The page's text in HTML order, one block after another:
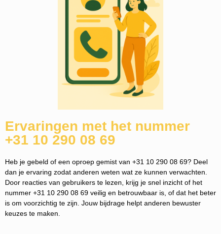
Ervaringen met het nummer
+31 10 290 08 69
Heb je gebeld of een oproep gemist van +31 10 290 08 69? Deel
dan je ervaring zodat anderen weten wat ze kunnen verwachten.
Door reacties van gebruikers te lezen, krijg je snel inzicht of het
nummer +31 10 290 08 69 veilig en betrouwbaar is, of dat het beter
is om voorzichtig te zijn. Jouw bijdrage helpt anderen bewuster
keuzes te maken.